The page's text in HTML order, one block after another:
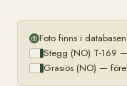
Foto finns i databasen
Stegg (NO) T-169
Grasiös (NO) —